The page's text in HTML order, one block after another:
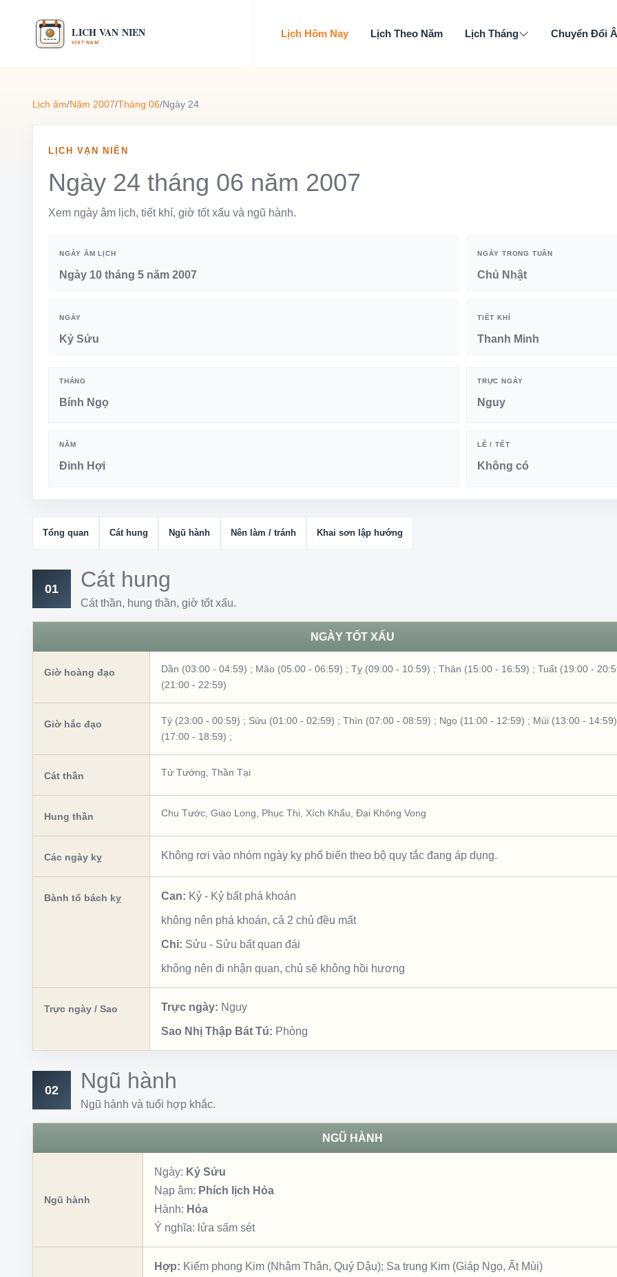
Lịch Hôm Nay Lịch Theo Năm Lịch Tháng Chuyển Đổi
Lịch âm/Năm 2007/Tháng 06/Ngày 24
LỊCH VẠN NIÊN
Ngày 24 tháng 06 năm 2007
Xem ngày âm lịch, tiết khí, giờ tốt xấu và ngũ hành.
NGÀY ÂM LỊCH
Ngày 10 tháng 5 năm 2007
NGÀY TRONG TUẦN
Chủ Nhật
NGÀY
Kỷ Sửu
TIẾT KHÍ
Thanh Minh
THÁNG
Bính Ngọ
TRỰC NGÀY
Nguy
NĂM
Đinh Hợi
LỄ / TẾT
Không có
Tổng quan Cát hung Ngũ hành Nên làm / tránh Khai sơn lập hướng
01 Cát hung
Cát thần, hung thần, giờ tốt xấu.
NGÀY TỐT XẤU
Giờ hoàng đạo Dần (03:00 - 04:59) ; Mão (05:00 - 06:59) ; Tỵ (09:00 - 10:59) ; Thân (15:00 - 16:59) ; Tuất (19:00 -
(21:00 - 22:59)
Giờ hắc đạo Tý (23:00 - 00:59) ; Sửu (01:00 - 02:59) ; Thìn (07:00 - 08:59) ; Ngọ (11:00 - 12:59) ; Mùi (13:00 - 14:59)
(17:00 - 18:59) ;
Cát thần Tứ Tướng Thần Tại
Hung thần Chu Tước Giao Long Phục Thi Xích Khẩu Đại Không Vong
Các ngày kỵ Không rơi vào nhóm ngày kỵ phổ biến theo bộ quy tắc đang áp dụng.
Bành tổ bách kỵ Can: Kỷ - Kỷ bất phá khoán
không nên phá khoán, cả 2 chủ đều mất
Chi: Sửu - Sửu bất quan đái
không nên đi nhận quan, chủ sẽ không hồi hương
Trực ngày / Sao Trực ngày: Nguy
Sao Nhị Thập Bát Tú: Phòng
02 Ngũ hành
Ngũ hành và tuổi hợp khắc.
NGŨ HÀNH
Ngũ hành
Ngày: Kỷ Sửu
Nạp âm: Phích lịch Hỏa
Hành: Hỏa
Ý nghĩa: lửa sấm sét
Hợp: Kiếm phong Kim (Nhâm Thân, Quý Dậu); Sa trung Kim (Giáp Ngọ, Ất Mùi)